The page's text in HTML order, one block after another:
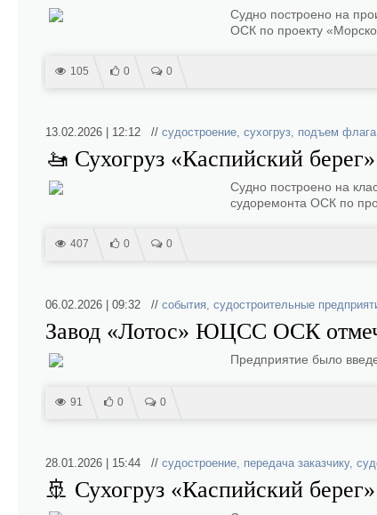
Судно построено на
ОСК по проекту
105 0 0
13.02.2026 | 12:12 // судостроение, сухогруз, подъем флага
🚤 Сухогруз «Каспийский
Судно построено на
судоремонта ОСК по
407 0 0
06.02.2026 | 09:32 // события, судостроительные
Завод «Лотос» ЮЦСС ОСК
Предприятие было
91 0 0
28.01.2026 | 15:44 // судостроение, передача заказчику,
🚢 Сухогруз «Каспийский